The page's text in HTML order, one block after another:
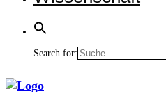
Search for: